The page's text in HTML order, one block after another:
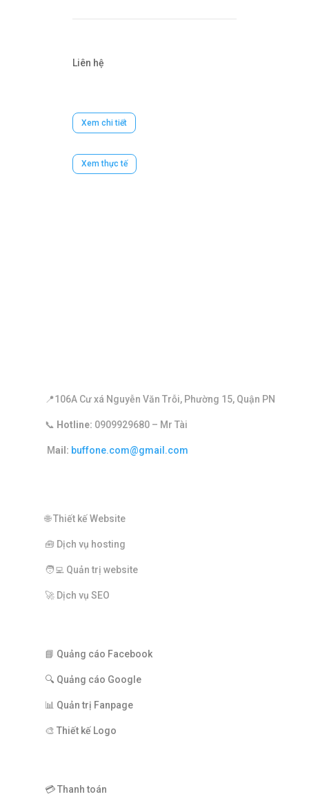
Liên hệ
Xem chi tiết
Xem thực tế
📍106A Cư xá Nguyễn Văn Trỗi, Phường 15, Quận PN
📞 Hotline: 0909929680 – Mr Tài
​ Mail: buffone.com@gmail.com
🌐 Thiết kế Website
🧰 Dịch vụ hosting
🧑‍💻 Quản trị website
🚀 Dịch vụ SEO
📘 Quảng cáo Facebook
🔍 Quảng cáo Google
📊 Quản trị Fanpage
🎨 Thiết kế Logo
💳 Thanh toán